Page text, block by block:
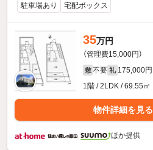
駐車場あり 宅配ボックス
35万円
（管理費15,000円）
敷 不要 礼 175,000円
1階 / 2LDK / 69.55㎡
物件詳細を見る
ほか提供